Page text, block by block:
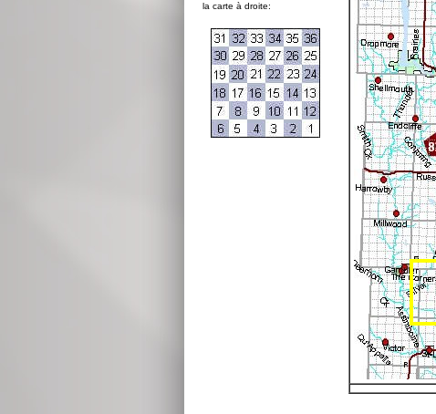
la carte à droite: